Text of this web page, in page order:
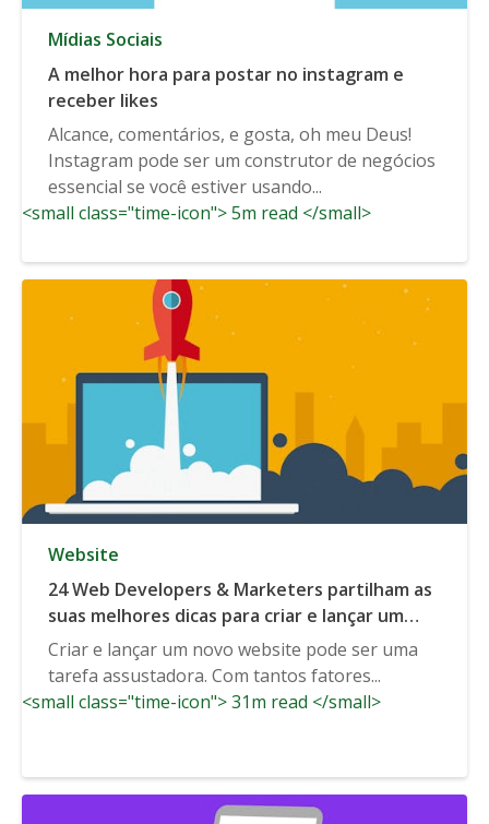
Mídias Sociais
A melhor hora para postar no instagram e
receber likes
Alcance, comentários, e gosta, oh meu Deus!
Instagram pode ser um construtor de negócios
essencial se você estiver usando...
<small class="time-icon"> 5m read </small>
Website
24 Web Developers & Marketers partilham as
suas melhores dicas para criar e lançar um
novo site
Criar e lançar um novo website pode ser uma
tarefa assustadora. Com tantos fatores...
<small class="time-icon"> 31m read </small>